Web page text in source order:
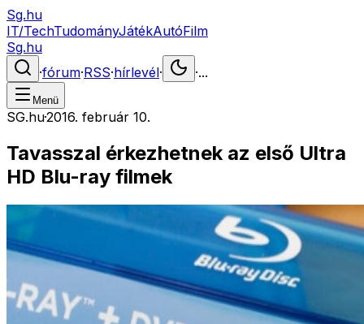
Sg.hu
IT/TechTudományJátékAutóFilm
Sg.hu
·fórum·RSS·hírlevél· ·...
Menü
SG.hu·2016. február 10.
Tavasszal érkezhetnek az első Ultra
HD Blu-ray filmek